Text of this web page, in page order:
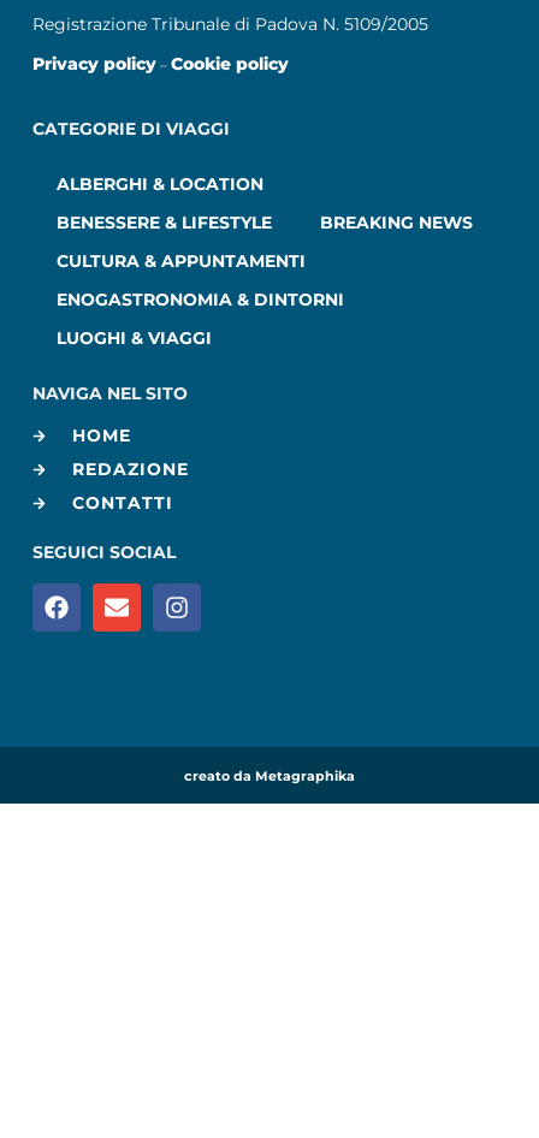
Registrazione Tribunale di Padova N. 5109/2005
Privacy policy– Cookie policy
CATEGORIE DI VIAGGI
ALBERGHI & LOCATION
BENESSERE & LIFESTYLE
BREAKING NEWS
CULTURA & APPUNTAMENTI
ENOGASTRONOMIA & DINTORNI
LUOGHI & VIAGGI
NAVIGA NEL SITO
HOME
REDAZIONE
CONTATTI
SEGUICI SOCIAL
creato da Metagraphika